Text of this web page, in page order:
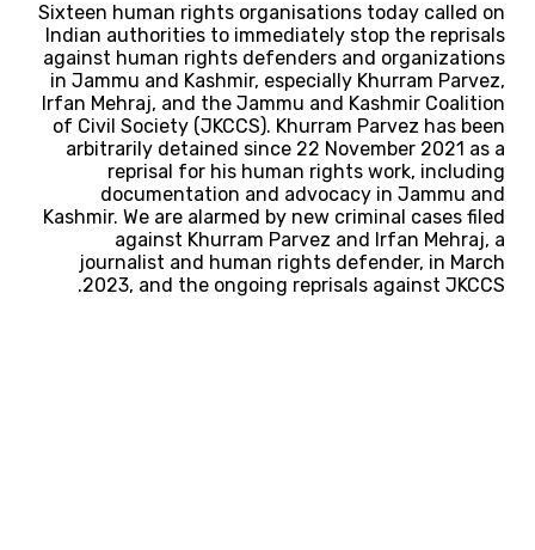
Sixteen human rights organisations today called on
Indian authorities to immediately stop the reprisals
against human rights defenders and organizations
in Jammu and Kashmir, especially Khurram Parvez,
Irfan Mehraj, and the Jammu and Kashmir Coalition
of Civil Society (JKCCS). Khurram Parvez has been
arbitrarily detained since 22 November 2021 as a
reprisal for his human rights work, including
documentation and advocacy in Jammu and
Kashmir. We are alarmed by new criminal cases filed
against Khurram Parvez and Irfan Mehraj, a
journalist and human rights defender, in March
2023, and the ongoing reprisals against JKCCS.